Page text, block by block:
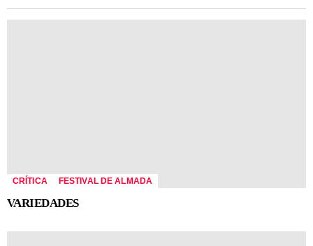
CRÍTICA FESTIVAL DE ALMADA
VARIEDADES